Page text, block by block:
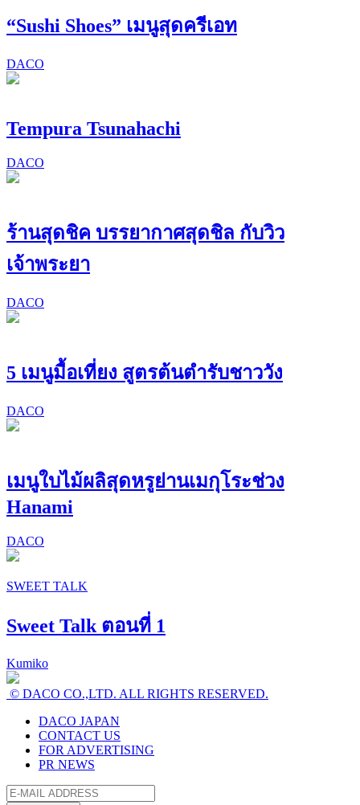
“Sushi Shoes” เมนูสุดครีเอท
DACO
Tempura Tsunahachi
DACO
ร้านสุดชิค บรรยากาศสุดชิล กับวิว
เจ้าพระยา
DACO
5 เมนูมื้อเที่ยง สูตรต้นตำรับชาววัง
DACO
เมนูใบไม้ผลิสุดหรูย่านเมกุโระช่วง
Hanami
DACO
SWEET TALK
Sweet Talk ตอนที่ 1
Kumiko
© DACO CO.,LTD. ALL RIGHTS RESERVED.
DACO JAPAN
CONTACT US
FOR ADVERTISING
PR NEWS